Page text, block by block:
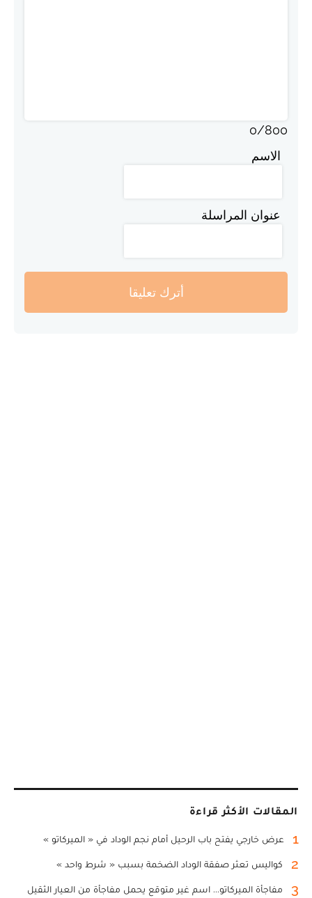
0/800
الاسم
عنوان المراسلة
أترك تعليقا
المقالات الأكثر قراءة
1 عرض خارجي يفتح باب الرحيل أمام نجم الوداد في « الميركاتو »
2 كواليس تعثر صفقة الوداد الضخمة بسبب « شرط واحد »
3
مفاجأة الميركاتو... اسم غير متوقع يحمل مفاجأة من العيار الثقيل